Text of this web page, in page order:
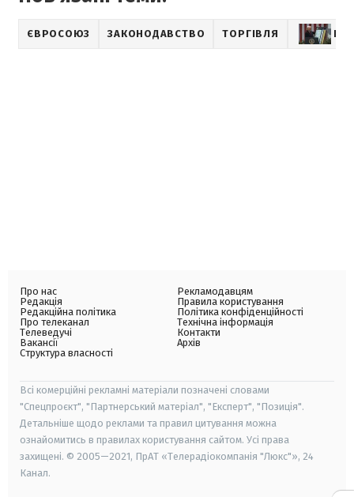
ЄВРОСОЮЗ ЗАКОНОДАВСТВО ТОРГІВЛЯ
Про нас
Редакція
Редакційна політика
Про телеканал
Телеведучі
Вакансії
Структура власності
Рекламодавцям
Правила користування
Політика конфіденційності
Технічна інформація
Контакти
Архів
Всі комерційні рекламні матеріали позначені словами
"Спецпроєкт", "Партнерський матеріал", "Експерт", "Позиція".
Детальніше щодо реклами та правил цитування можна
ознайомитись в правилах користування сайтом. Усі права
захищені. © 2005—2021, ПрАТ «Телерадіокомпанія "Люкс"», 24
Канал.